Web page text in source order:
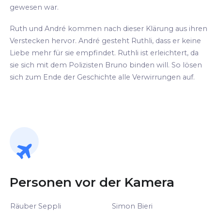
gewesen war.
Ruth und André kommen nach dieser Klärung aus ihren
Verstecken hervor. André gesteht Ruthli, dass er keine
Liebe mehr für sie empfindet. Ruthli ist erleichtert, da
sie sich mit dem Polizisten Bruno binden will. So lösen
sich zum Ende der Geschichte alle Verwirrungen auf.
Personen vor der Kamera
Räuber Seppli
Simon Bieri